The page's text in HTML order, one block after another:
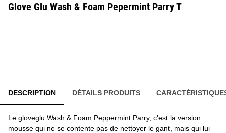
Glove Glu Wash & Foam Pepermint Parry T
DESCRIPTION DÉTAILS PRODUITS
Le gloveglu Wash & Foam Peppermint Parry, c'est la version
mousse qui ne se contente pas de nettoyer le gant, mais qui lui